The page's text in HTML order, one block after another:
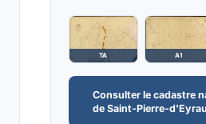
TA A1
Consulter le cadastre
de Saint-Pierre-